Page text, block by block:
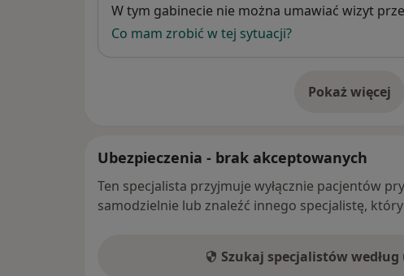
Dostępność
W tym gabinecie nie można umawiać wizyt
Co mam zrobić w tej sytuacji?
Pokaż więcej
o adresie
Ubezpieczenia - brak akceptowanych
Ten specjalista przyjmuje wyłącznie pacjentów
samodzielnie lub znaleźć innego specjalistę,
Szukaj specjalistów według